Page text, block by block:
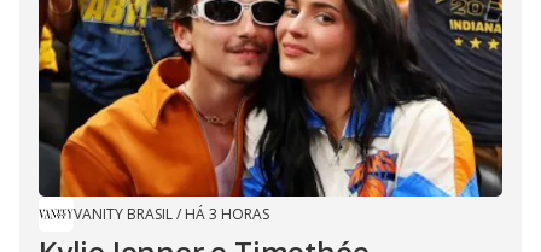
VANITY BRASIL/ HÁ 3 HORAS